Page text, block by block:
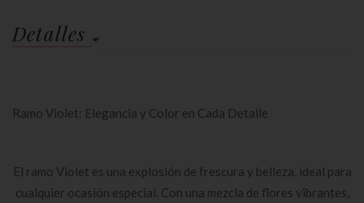
Detalles
Ramo Violet: Elegancia y Color en Cada Detalle
El ramo Violet es una explosión de frescura y belleza, ideal para
cualquier ocasión especial. Con una mezcla de flores vibrantes,